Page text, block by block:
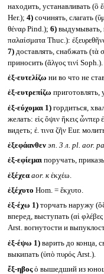
находить, устанавливать (ὃ
Her.); 4)сочинять, слагать
θέναρ Pind.); 6)выдумывать,
παλαίσματα Thuc.):
7)доставлять, снабжать (τὰ
приносить (ἄλγος τινί Soph.).
ἐξ-ευτελίζω ни во что не
ἐξ-ευτρεπίζω приготовлять,
ἐξ-εύχομαι 1)гордиться,
желать: εἰς ὄψιν ἥκεις
видеть; ἐ. τινα ζῆν Eur.
ἐξεφάανθεν эп. 3 л. pl. aor.
ἐξ-εφίεμαι поручать,
ἐξέχεα aor. кἐκχέω.
ἐξέχυτο Hom. = ἔκχυτο.
ἐξ-έχω 1)торчать наружу
вперед, выступать (αἱ
Arst. вогнутости и
ἐξ-έψω 1)варить до конца,
выкипать (ὑπὸ πυρός Arst.).
ἔξ-ηβοςὁ вышедший из